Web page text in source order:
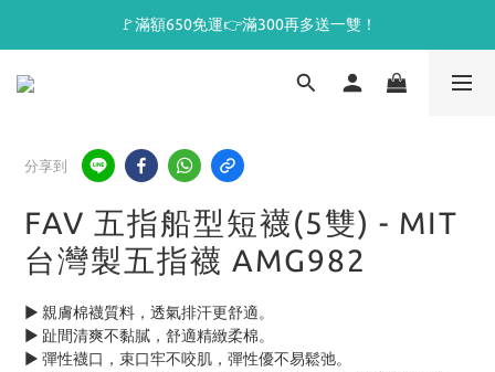
🚩滿額650免運👉滿300再多送一雙！
分享到
FAV 五指船型短襪(5雙) - MIT
台灣製五指襪 AMG982
► 親膚棉襪質料，透氣排汗更舒適。
► 趾間清爽不黏膩，舒適精緻柔棉。
► 彈性襪口，束口牢不咬肌，彈性優不易鬆弛。